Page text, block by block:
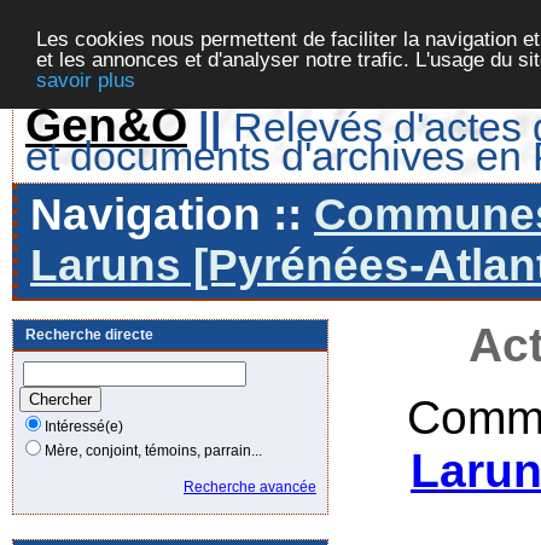
Les cookies nous permettent de faciliter la navigation
et les annonces et d'analyser notre trafic. L'usage du
savoir plus
Gen&O || Relevés d'actes
et documents d'archives en
Navigation ::
Laruns [Pyrénées-
Recherche directe
Intéressé(e)
Mère, conjoint, témoins, parrain...
Recherche avancée